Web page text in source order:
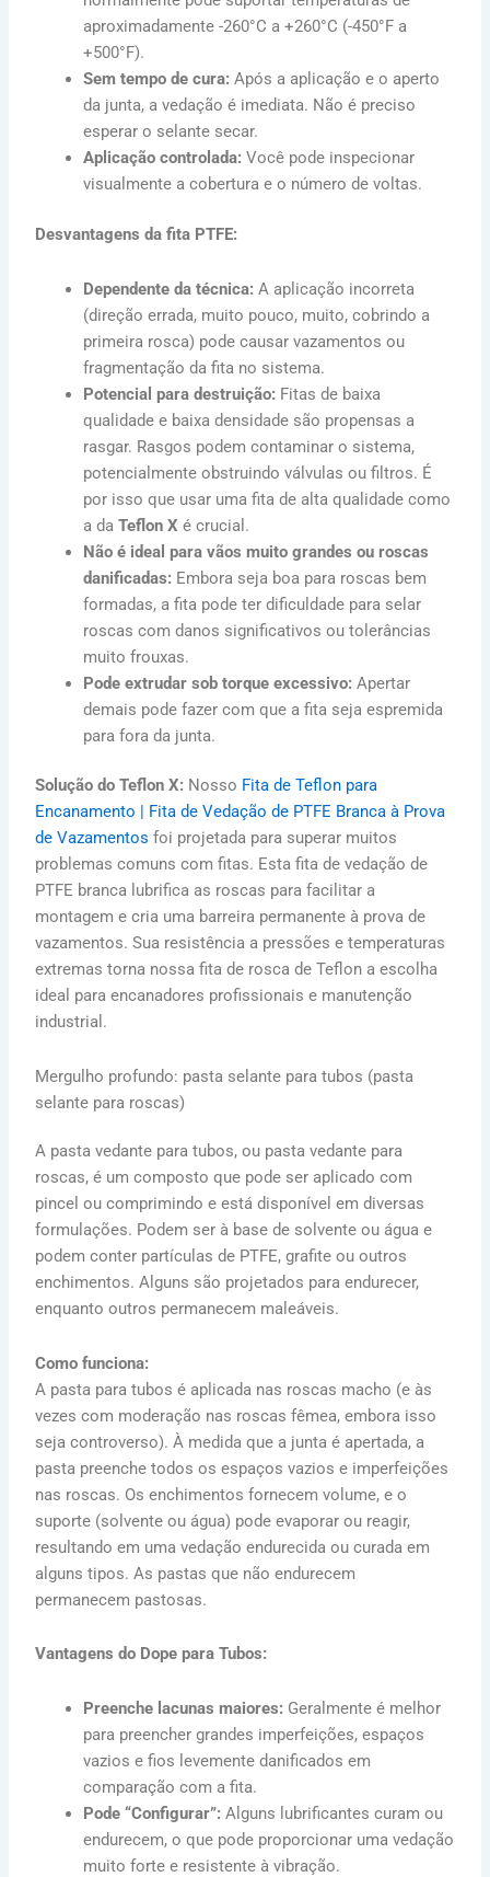
aproximadamente -260°C a +260°C (-450°F a
+500°F).
Sem tempo de cura: Após a aplicação e o aperto
da junta, a vedação é imediata. Não é preciso
esperar o selante secar.
Aplicação controlada: Você pode inspecionar
visualmente a cobertura e o número de voltas.
Desvantagens da fita PTFE:
Dependente da técnica: A aplicação incorreta
(direção errada, muito pouco, muito, cobrindo a
primeira rosca) pode causar vazamentos ou
fragmentação da fita no sistema.
Potencial para destruição: Fitas de baixa
qualidade e baixa densidade são propensas a
rasgar. Rasgos podem contaminar o sistema,
potencialmente obstruindo válvulas ou filtros. É
por isso que usar uma fita de alta qualidade como
a daTeflon X é crucial.
Não é ideal para vãos muito grandes ou roscas
danificadas: Embora seja boa para roscas bem
formadas, a fita pode ter dificuldade para selar
roscas com danos significativos ou tolerâncias
muito frouxas.
Pode extrudar sob torque excessivo: Apertar
demais pode fazer com que a fita seja espremida
para fora da junta.
Solução do Teflon X: Nosso Fita de Teflon para
Encanamento | Fita de Vedação de PTFE Branca à Prova
de Vazamentos foi projetada para superar muitos
problemas comuns com fitas. Esta fita de vedação de
PTFE branca lubrifica as roscas para facilitar a
montagem e cria uma barreira permanente à prova de
vazamentos. Sua resistência a pressões e temperaturas
extremas torna nossa fita de rosca de Teflon a escolha
ideal para encanadores profissionais e manutenção
industrial.
Mergulho profundo: pasta selante para tubos (pasta
selante para roscas)
A pasta vedante para tubos, ou pasta vedante para
roscas, é um composto que pode ser aplicado com
pincel ou comprimindo e está disponível em diversas
formulações. Podem ser à base de solvente ou água e
podem conter partículas de PTFE, grafite ou outros
enchimentos. Alguns são projetados para endurecer,
enquanto outros permanecem maleáveis.
Como funciona:
A pasta para tubos é aplicada nas roscas macho (e às
vezes com moderação nas roscas fêmea, embora isso
seja controverso). À medida que a junta é apertada, a
pasta preenche todos os espaços vazios e imperfeições
nas roscas. Os enchimentos fornecem volume, e o
suporte (solvente ou água) pode evaporar ou reagir,
resultando em uma vedação endurecida ou curada em
alguns tipos. As pastas que não endurecem
permanecem pastosas.
Vantagens do Dope para Tubos:
Preenche lacunas maiores: Geralmente é melhor
para preencher grandes imperfeições, espaços
vazios e fios levemente danificados em
comparação com a fita.
Pode “Configurar”: Alguns lubrificantes curam ou
endurecem, o que pode proporcionar uma vedação
muito forte e resistente à vibração.